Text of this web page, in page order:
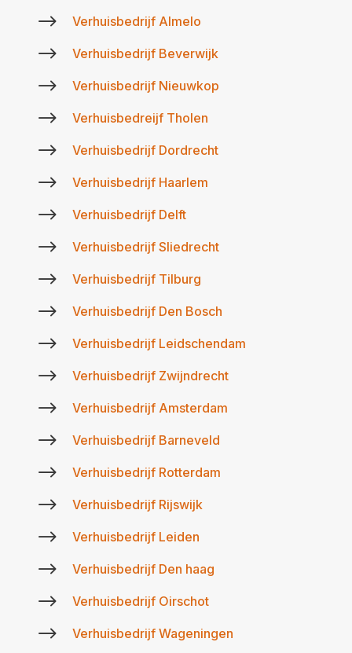
$ Verhuisbedrijf Almelo
$ Verhuisbedrijf Beverwijk
$ Verhuisbedrijf Nieuwkop
$ Verhuisbedreijf Tholen
$ Verhuisbedrijf Dordrecht
$ Verhuisbedrijf Haarlem
$ Verhuisbedrijf Delft
$ Verhuisbedrijf Sliedrecht
$ Verhuisbedrijf Tilburg
$ Verhuisbedrijf Den Bosch
$ Verhuisbedrijf Leidschendam
$ Verhuisbedrijf Zwijndrecht
$ Verhuisbedrijf Amsterdam
$ Verhuisbedrijf Barneveld
$ Verhuisbedrijf Rotterdam
$ Verhuisbedrijf Rijswijk
$ Verhuisbedrijf Leiden
$ Verhuisbedrijf Den haag
$ Verhuisbedrijf Oirschot
$ Verhuisbedrijf Wageningen